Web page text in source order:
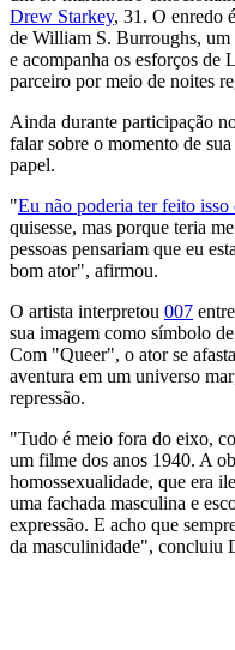
Drew Starkey, 31. O enredo
de William S. Burroughs, um
e acompanha os esforços de
parceiro por meio de noites
Ainda durante participação
falar sobre o momento de
papel.
"Eu não poderia ter feito isso
quisesse, mas porque teria
pessoas pensariam que eu
bom ator", afirmou.
O artista interpretou 007
sua imagem como símbolo
Com "Queer", o ator se
aventura em um universo
repressão.
"Tudo é meio fora do eixo,
um filme dos anos 1940. A
homossexualidade, que era
uma fachada masculina e
expressão. E acho que
da masculinidade", concluiu